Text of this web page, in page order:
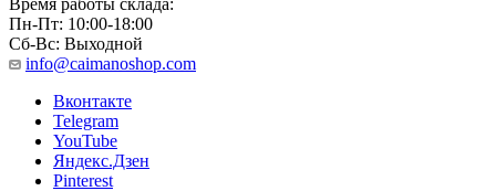
Время работы склада:
Пн-Пт: 10:00-18:00
Сб-Вс: Выходной
info@caimanoshop.com
Вконтакте
Telegram
YouTube
Яндекс.Дзен
Pinterest